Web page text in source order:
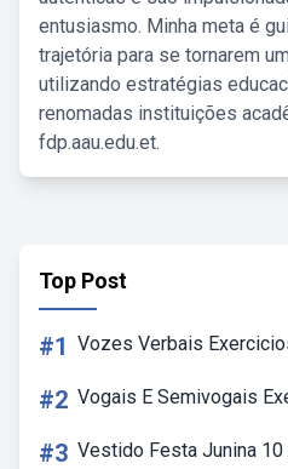
entusiasmo. Minha meta é
trajetória para se tornarem
utilizando estratégias
renomadas instituições
fdp.aau.edu.et.
Top Post
#1 Vozes Verbais
#2 Vogais E Semivogais
#3 Vestido Festa Junina 10